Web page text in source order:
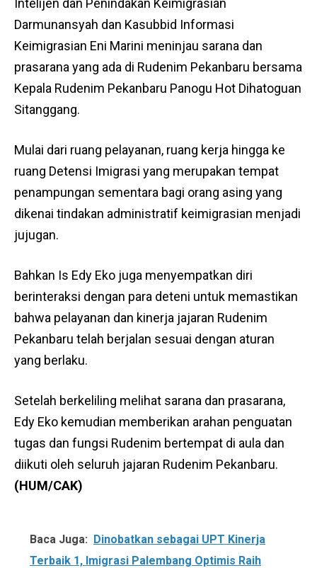
Intelijen dan Penindakan Keimigrasian
Darmunansyah dan Kasubbid Informasi
Keimigrasian Eni Marini meninjau sarana dan
prasarana yang ada di Rudenim Pekanbaru bersama
Kepala Rudenim Pekanbaru Panogu Hot Dihatoguan
Sitanggang.
Mulai dari ruang pelayanan, ruang kerja hingga ke
ruang Detensi Imigrasi yang merupakan tempat
penampungan sementara bagi orang asing yang
dikenai tindakan administratif keimigrasian menjadi
jujugan.
Bahkan Is Edy Eko juga menyempatkan diri
berinteraksi dengan para deteni untuk memastikan
bahwa pelayanan dan kinerja jajaran Rudenim
Pekanbaru telah berjalan sesuai dengan aturan
yang berlaku.
Setelah berkeliling melihat sarana dan prasarana,
Edy Eko kemudian memberikan arahan penguatan
tugas dan fungsi Rudenim bertempat di aula dan
diikuti oleh seluruh jajaran Rudenim Pekanbaru.
(HUM/CAK)
Baca Juga: Dinobatkan sebagai UPT Kinerja
Terbaik 1, Imigrasi Palembang Optimis Raih